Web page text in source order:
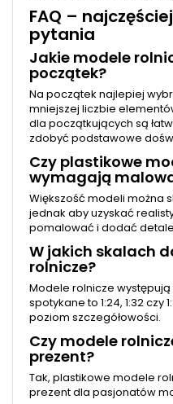
FAQ –
pytania
Jakie modele
początek?
Na początek najlepiej
mniejszej liczbie
dla początkujących są
zdobyć podstawowe
Czy plastikowe
wymagają
Większość modeli można
jednak aby uzyskać
pomalować i dodać
W jakich skalach
rolnicze?
Modele rolnicze
spotykane to 1:24, 1:32 czy
poziom szczegółowości.
Czy modele
prezent?
Tak, plastikowe modele
prezent dla pasjonatów